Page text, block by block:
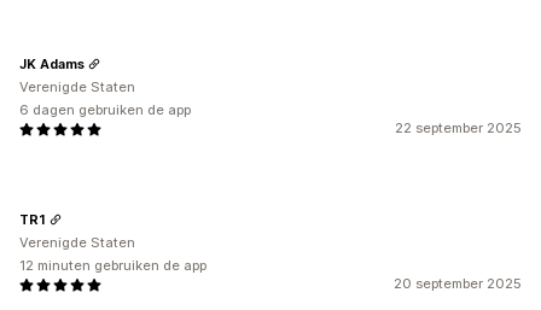
22 september 2025
JK Adams
Verenigde Staten
6 dagen gebruiken de app
20 september 2025
TR1
Verenigde Staten
12 minuten gebruiken de app